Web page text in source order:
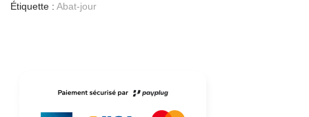
Étiquette : Abat-jour